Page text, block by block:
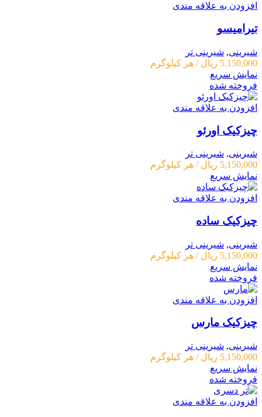
افزودن به علاقه مندی
تیرامیسو
شیرینی, شیرینی تر
5,150,000 ریال / هر کیلوگرم
نمایش سریع
فروخته شده
افزودن به علاقه مندی
چیزکیک اورئو
شیرینی, شیرینی تر
5,150,000 ریال / هر کیلوگرم
نمایش سریع
افزودن به علاقه مندی
چیزکیک ساده
شیرینی, شیرینی تر
5,150,000 ریال / هر کیلوگرم
نمایش سریع
فروخته شده
افزودن به علاقه مندی
چیزکیک مارس
شیرینی, شیرینی تر
5,150,000 ریال / هر کیلوگرم
نمایش سریع
فروخته شده
افزودن به علاقه مندی